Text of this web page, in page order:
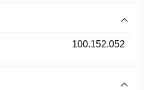
100.152.052